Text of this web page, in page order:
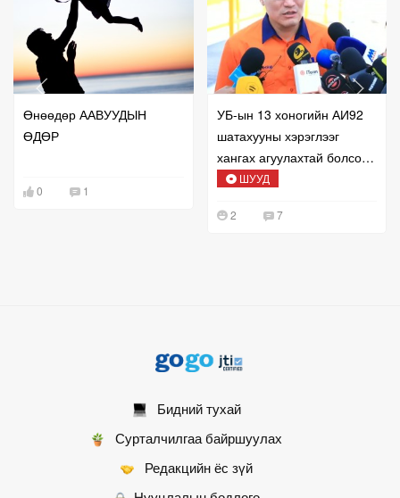
Өнөөдөр ААВУУДЫН
ӨДӨР
0 1
УБ-ын 13 хоногийн АИ92
шатахууны хэрэглээг
хангах агуулахтай болсон
талаар мэдээлж байна
ШУУД
2 7
Бидний тухай
Сурталчилгаа байршуулах
Редакцийн ёс зүй